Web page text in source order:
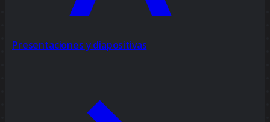
Presentaciones y diapositivas